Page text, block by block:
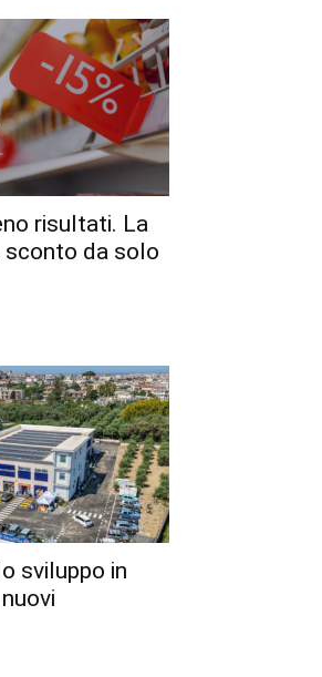
risultati. La
sconto da solo
sviluppo in